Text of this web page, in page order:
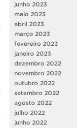
junho 2023
maio 2023
abril 2023
março 2023
fevereiro 2023
janeiro 2023
dezembro 2022
novembro 2022
outubro 2022
setembro 2022
agosto 2022
julho 2022
junho 2022